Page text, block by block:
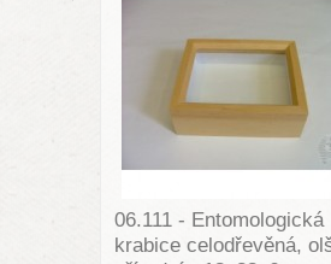
06.111 - Entomologická
krabice celodřevěná,